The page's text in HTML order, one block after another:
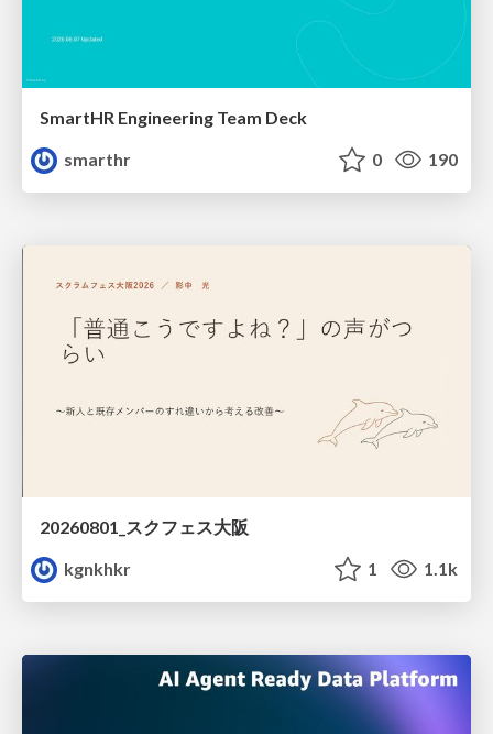
SmartHR Engineering Team Deck
smarthr
0 190
20260801_スクフェス大阪
kgnkhkr
1 1.1k